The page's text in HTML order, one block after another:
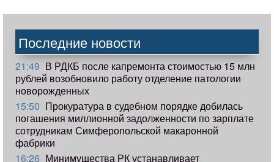
Последние новости
21:49 В РДКБ после капремонта стоимостью 15 млн
рублей возобновило работу отделение патологии
новорожденных
15:50 Прокуратура в судебном порядке добилась
погашения миллионной задолженности по зарплате
сотрудникам Симферопольской макаронной
фабрики
16:26 Минимущества РК устанавливает